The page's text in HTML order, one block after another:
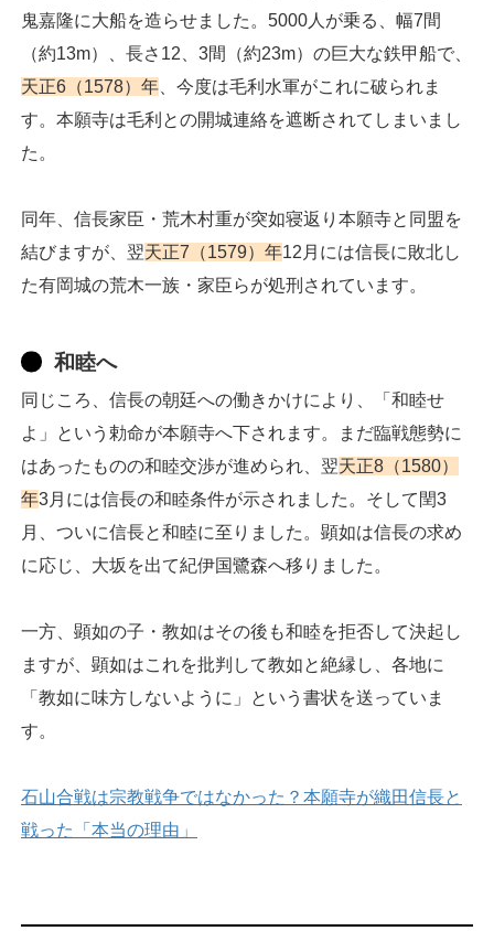
鬼嘉隆に大船を造らせました。5000人が乗る、幅7間
（約13m）、長さ12、3間（約23m）の巨大な鉄甲船で、
天正6（1578）年 、今度は毛利水軍がこれに破られま
す。本願寺は毛利との開城連絡を遮断されてしまいまし
た。
同年、信長家臣・荒木村重が突如寝返り本願寺と同盟を
結びますが、翌天正7（1579）年12月には信長に敗北し
た有岡城の荒木一族・家臣らが処刑されています。
和睦へ
同じころ、信長の朝廷への働きかけにより、「和睦せ
よ」という勅命が本願寺へ下されます。まだ臨戦態勢に
はあったものの和睦交渉が進められ、翌天正8（1580）
年3月には信長の和睦条件が示されました。そして閏3
月、ついに信長と和睦に至りました。顕如は信長の求め
に応じ、大坂を出て紀伊国鷺森へ移りました。
一方、顕如の子・教如はその後も和睦を拒否して決起し
ますが、顕如はこれを批判して教如と絶縁し、各地に
「教如に味方しないように」という書状を送っていま
す。
石山合戦は宗教戦争ではなかった？本願寺が織田信長と
戦った「本当の理由」